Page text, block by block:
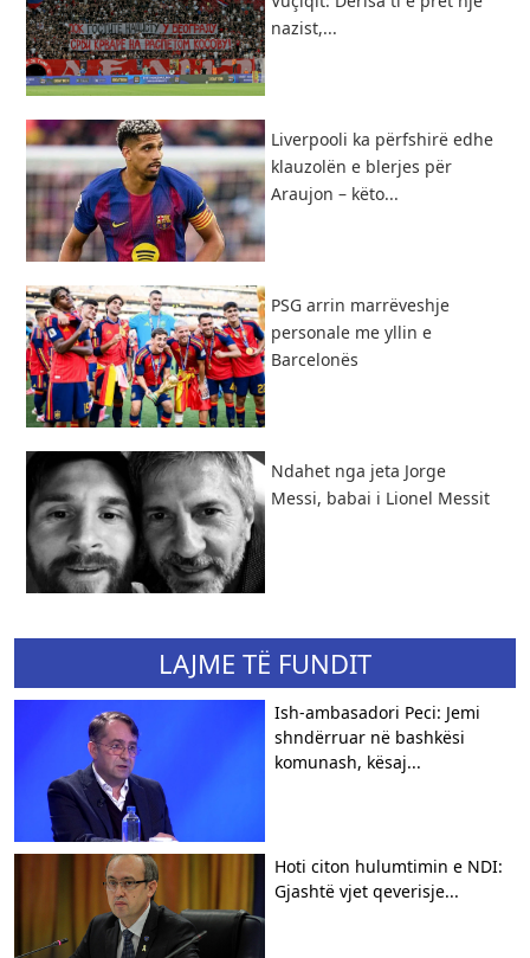
nazist,...
Liverpooli ka përfshirë edhe
klauzolën e blerjes për
Araujon – këto...
PSG arrin marrëveshje
personale me yllin e
Barcelonës
Ndahet nga jeta Jorge
Messi, babai i Lionel Messit
LAJME TË FUNDIT
Ish-ambasadori Peci: Jemi
shndërruar në bashkësi
komunash, kësaj...
Hoti citon hulumtimin e NDI:
Gjashtë vjet qeverisje...